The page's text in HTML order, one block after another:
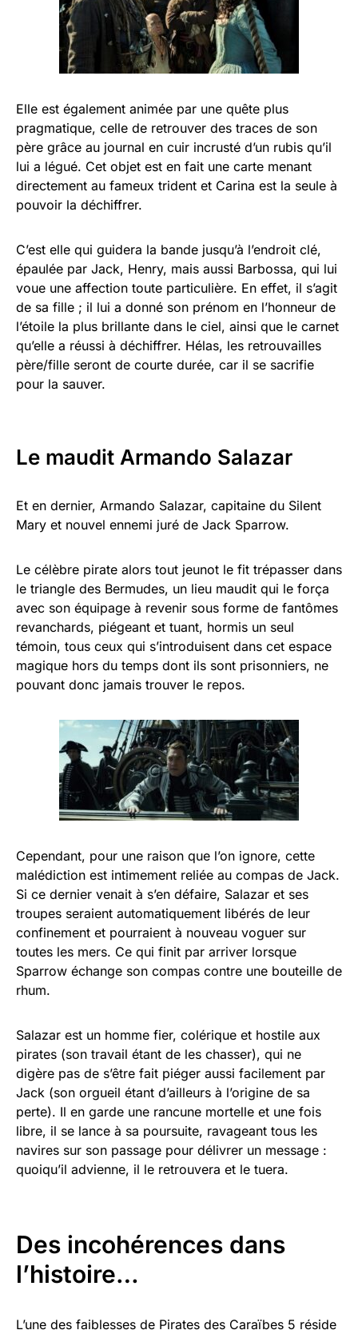
Elle est également animée par une quête plus
pragmatique, celle de retrouver des traces de son
père grâce au journal en cuir incrusté d’un rubis qu’il
lui a légué. Cet objet est en fait une carte menant
directement au fameux trident et Carina est la seule à
pouvoir la déchiffrer.
C’est elle qui guidera la bande jusqu’à l’endroit clé,
épaulée par Jack, Henry, mais aussi Barbossa, qui lui
voue une affection toute particulière. En effet, il s’agit
de sa fille ; il lui a donné son prénom en l’honneur de
l’étoile la plus brillante dans le ciel, ainsi que le carnet
qu’elle a réussi à déchiffrer. Hélas, les retrouvailles
père/fille seront de courte durée, car il se sacrifie
pour la sauver.
Le maudit Armando Salazar
Et en dernier, Armando Salazar, capitaine du Silent
Mary et nouvel ennemi juré de Jack Sparrow.
Le célèbre pirate alors tout jeunot le fit trépasser dans
le triangle des Bermudes, un lieu maudit qui le força
avec son équipage à revenir sous forme de fantômes
revanchards, piégeant et tuant, hormis un seul
témoin, tous ceux qui s’introduisent dans cet espace
magique hors du temps dont ils sont prisonniers, ne
pouvant donc jamais trouver le repos.
Cependant, pour une raison que l’on ignore, cette
malédiction est intimement reliée au compas de Jack.
Si ce dernier venait à s’en défaire, Salazar et ses
troupes seraient automatiquement libérés de leur
confinement et pourraient à nouveau voguer sur
toutes les mers. Ce qui finit par arriver lorsque
Sparrow échange son compas contre une bouteille de
rhum.
Salazar est un homme fier, colérique et hostile aux
pirates (son travail étant de les chasser), qui ne
digère pas de s’être fait piéger aussi facilement par
Jack (son orgueil étant d’ailleurs à l’origine de sa
perte). Il en garde une rancune mortelle et une fois
libre, il se lance à sa poursuite, ravageant tous les
navires sur son passage pour délivrer un message :
quoiqu’il advienne, il le retrouvera et le tuera.
Des incohérences dans
l’histoire…
L’une des faiblesses de Pirates des Caraïbes 5 réside